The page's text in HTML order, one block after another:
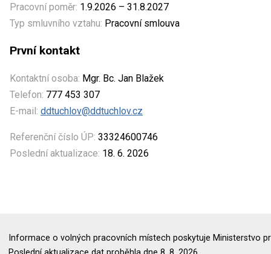
Pracovní poměr: 1.9.2026 – 31.8.2027
Typ smluvního vztahu: Pracovní smlouva
První kontakt
Kontaktní osoba: Mgr. Bc. Jan Blažek
Telefon: 777 453 307
E-mail: ddtuchlov@ddtuchlov.cz
Referenční číslo ÚP: 33324600746
Poslední aktualizace: 18. 6. 2026
Informace o volných pracovních místech poskytuje Ministerstvo